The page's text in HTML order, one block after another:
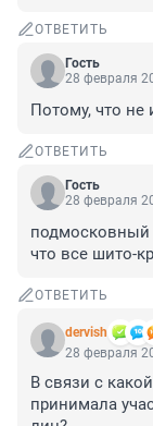
ОТВЕТИТЬ
Гость
28 февраля
Потому, что
ОТВЕТИТЬ
Гость
28 февраля
подмосковный
что все шито-
ОТВЕТИТЬ
dervish
28 февраля
В связи с
принимала